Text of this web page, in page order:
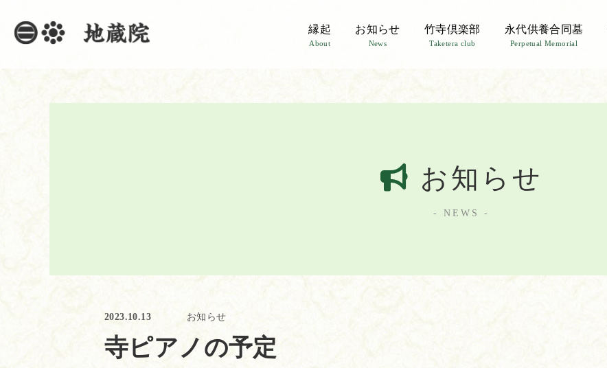
縁起
About
お知らせ
News
竹寺倶楽部
Taketera club
永代供養合同墓
Perpetual Memorial
お知らせ
- NEWS -
2023.10.13 お知らせ
寺ピアノの予定